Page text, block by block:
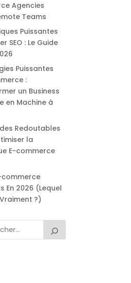
Agencies
Teams
Puissantes
SEO : Le Guide
Puissantes
:
un Business
en Machine à
Redoutables
la
E-commerce
commerce
En 2026 (Lequel
?)